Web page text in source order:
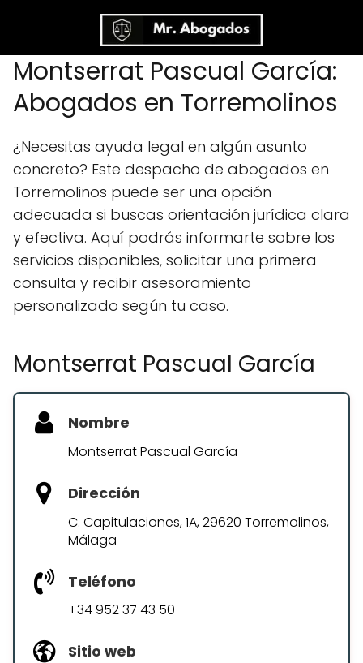
Montserrat Pascual García:
Abogados en Torremolinos
¿Necesitas ayuda legal en algún asunto
concreto? Este despacho de abogados en
Torremolinos puede ser una opción
adecuada si buscas orientación jurídica clara
y efectiva. Aquí podrás informarte sobre los
servicios disponibles, solicitar una primera
consulta y recibir asesoramiento
personalizado según tu caso.
Montserrat Pascual García
Nombre
Montserrat Pascual García
Dirección
C. Capitulaciones, 1A, 29620 Torremolinos,
Málaga
Teléfono
+34 952 37 43 50
Sitio web